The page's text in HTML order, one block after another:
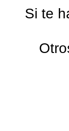
Si te